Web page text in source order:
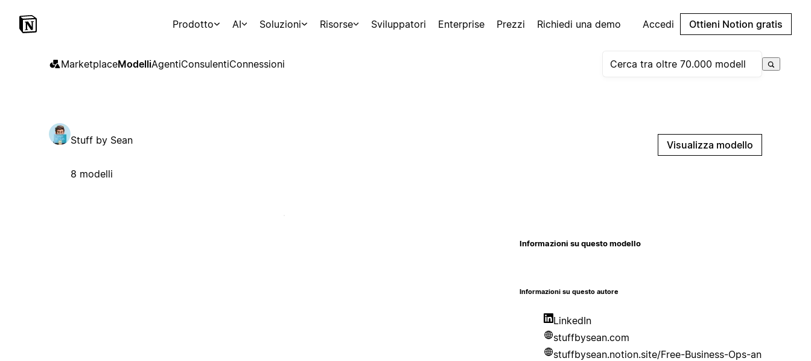
Prodotto AI Soluzioni Risorse Sviluppatori Enterprise Prezzi Richiedi una demo Accedi Ottieni Notion gratis
MarketplaceModelliAgentiConsulentiConnessioni
Stuff by Sean
8 modelli
Visualizza modello
Informazioni su questo modello
Informazioni su questo autore
LinkedIn
stuffbysean.com
stuffbysean.notion.site/Free-Business-Ops-an